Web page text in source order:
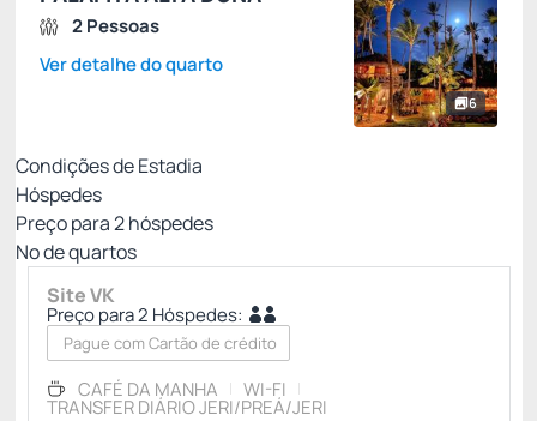
6
2 Pessoas
Ver detalhe do quarto
Condições de Estadia
Hóspedes
Preço para2hóspedes
Nº de quartos
Site VK
Preço para 2 Hóspedes:
Pague com Cartão de crédito
CAFÉ DA MANHA WI-FI
TRANSFER DIÁRIO JERI/PREÁ/JERI